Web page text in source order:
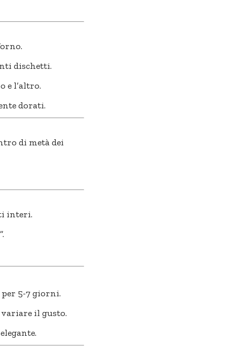
dischetti.
e l’altro.
dorati.
di metà dei
interi.
5-7 giorni.
il gusto.